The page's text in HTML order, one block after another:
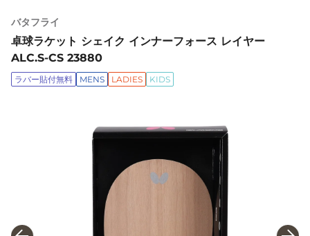
バタフライ
卓球ラケット シェイク インナーフォース レイヤー
ALC.S-CS 23880
ラバー貼付無料 MENS LADIES KIDS